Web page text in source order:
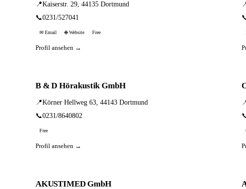
📍Kaiserstr. 29, 44135 Dortmund
📞0231/527041
✉ Email 🌐 Website Free
Profil ansehen →
B & D Hörakustik GmbH
📍Körner Hellweg 63, 44143 Dortmund
📞0231/8640802
Free
Profil ansehen →
AKUSTIMED GmbH